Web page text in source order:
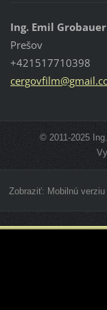
Ing. Emil Grobauer
Prešov
+421517710398
cergovfilm@gmail
© 2011-2025
Zobraziť: Mobilnú verziu